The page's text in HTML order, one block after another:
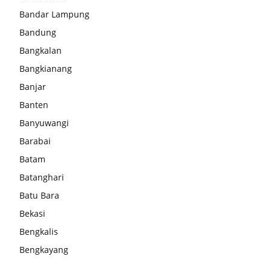
Bandar Lampung
Bandung
Bangkalan
Bangkianang
Banjar
Banten
Banyuwangi
Barabai
Batam
Batanghari
Batu Bara
Bekasi
Bengkalis
Bengkayang